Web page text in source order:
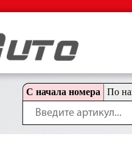
С начала номера По